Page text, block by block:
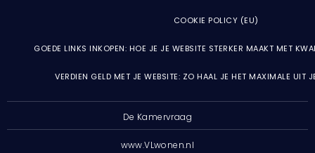
COOKIE POLICY (EU)
GOEDE LINKS INKOPEN: HOE JE JE WEBSITE STERKER MAAKT MET
VERDIEN GELD MET JE WEBSITE: ZO HAAL JE HET MAXIMALE UIT
De Kamervraag
www.VLwonen.nl